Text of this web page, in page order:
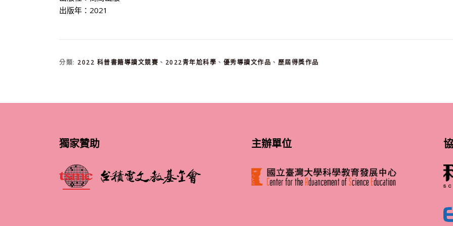
出版年：2021
分類: 2022 科普書籍導讀文競賽 、 2022青年尬科學 、 優秀導讀文作品 、 歷屆得獎作品
獨家贊助 主辦單位